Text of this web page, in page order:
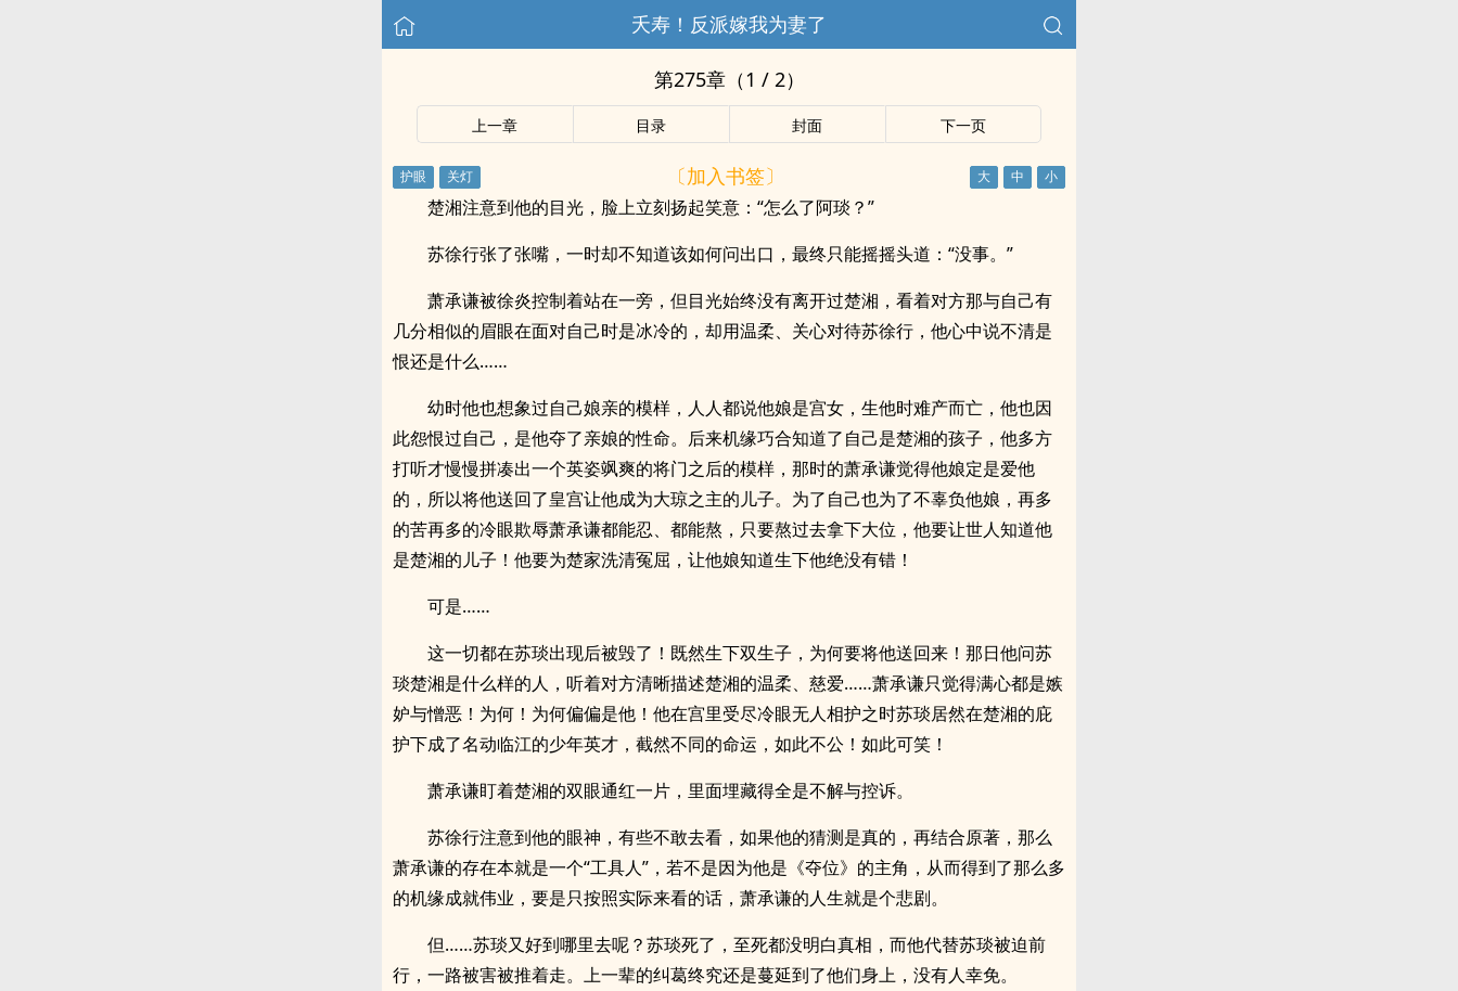
夭寿！反派嫁我为妻了
第275章（1 / 2）
上一章 目录 封面 下一页
〔加入书签〕
楚湘注意到他的目光，脸上立刻扬起笑意：“怎么了阿琰？”
苏徐行张了张嘴，一时却不知道该如何问出口，最终只能摇摇头道：“没事。”
萧承谦被徐炎控制着站在一旁，但目光始终没有离开过楚湘，看着对方那与自己有
几分相似的眉眼在面对自己时是冰冷的，却用温柔、关心对待苏徐行，他心中说不清是
恨还是什么……
幼时他也想象过自己娘亲的模样，人人都说他娘是宫女，生他时难产而亡，他也因
此怨恨过自己，是他夺了亲娘的性命。后来机缘巧合知道了自己是楚湘的孩子，他多方
打听才慢慢拼凑出一个英姿飒爽的将门之后的模样，那时的萧承谦觉得他娘定是爱他
的，所以将他送回了皇宫让他成为大琼之主的儿子。为了自己也为了不辜负他娘，再多
的苦再多的冷眼欺辱萧承谦都能忍、都能熬，只要熬过去拿下大位，他要让世人知道他
是楚湘的儿子！他要为楚家洗清冤屈，让他娘知道生下他绝没有错！
可是……
这一切都在苏琰出现后被毁了！既然生下双生子，为何要将他送回来！那日他问苏
琰楚湘是什么样的人，听着对方清晰描述楚湘的温柔、慈爱……萧承谦只觉得满心都是嫉
妒与憎恶！为何！为何偏偏是他！他在宫里受尽冷眼无人相护之时苏琰居然在楚湘的庇
护下成了名动临江的少年英才，截然不同的命运，如此不公！如此可笑！
萧承谦盯着楚湘的双眼通红一片，里面埋藏得全是不解与控诉。
苏徐行注意到他的眼神，有些不敢去看，如果他的猜测是真的，再结合原著，那么
萧承谦的存在本就是一个“工具人”，若不是因为他是《夺位》的主角，从而得到了那么多
的机缘成就伟业，要是只按照实际来看的话，萧承谦的人生就是个悲剧。
但……苏琰又好到哪里去呢？苏琰死了，至死都没明白真相，而他代替苏琰被迫前
行，一路被害被推着走。上一辈的纠葛终究还是蔓延到了他们身上，没有人幸免。